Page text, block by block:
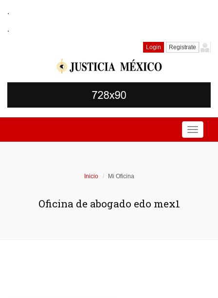
.
.
Login Registrate
Toggle
Inicio Mi Oficina
Oficina de abogado edo mex1